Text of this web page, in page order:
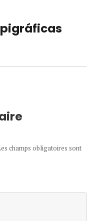
champs obligatoires sont